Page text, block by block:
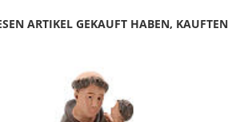
ARTIKEL GEKAUFT HABEN, KAUFTEN